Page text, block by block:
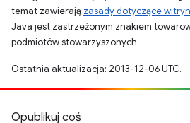
temat zawierają zasady dotyczące
Java jest zastrzeżonym znakiem
podmiotów stowarzyszonych.
Ostatnia aktualizacja: 2013-12-06 UTC.
Opublikuj coś